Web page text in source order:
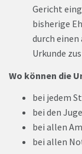
Gericht
bisherige
durch
Urkunde
Wo können die
bei jedem
bei den
bei allen
bei allen